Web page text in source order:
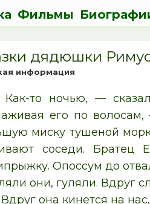
Фильмы
дядюшки
информация
то ночью, —
его по
миску тушеной
соседи. Братец
Опоссум до
они, гуляли. Вдруг
она кинется на